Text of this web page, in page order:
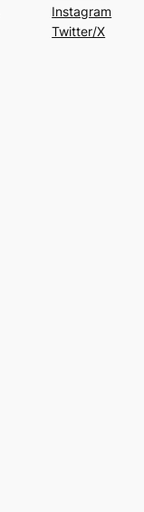
Instagram
Twitter/X